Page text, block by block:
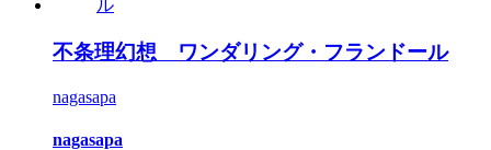
不条理幻想 ワンダリング・フランドール
nagasapa
nagasapa